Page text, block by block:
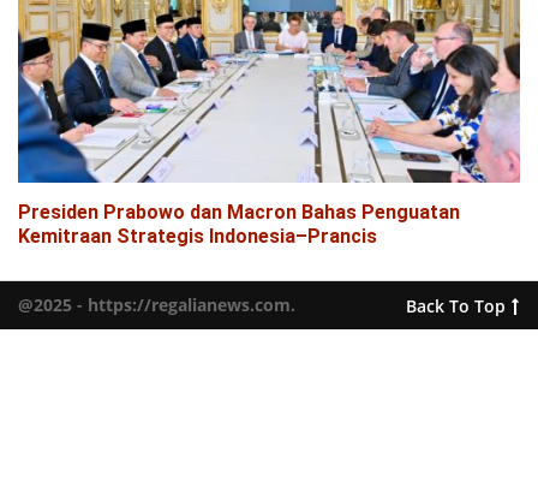
Presiden Prabowo dan Macron Bahas Penguatan
Kemitraan Strategis Indonesia–Prancis
@2025 - https://regalianews.com. Back To Top